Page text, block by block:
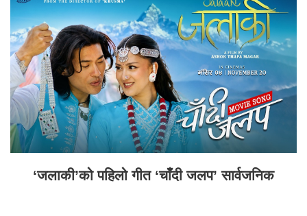
‘जलाकी’को पहिलो गीत ‘चाँदी जलप’ सार्वजनिक